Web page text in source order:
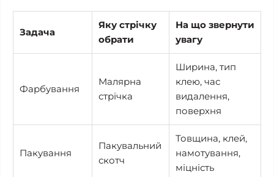
Задача
Яку стрічку
обрати
На що звернути
увагу
Фарбування
Малярна
стрічка
Ширина, тип
клею, час
видалення,
поверхня
Пакування
Пакувальний
скотч
Товщина, клей,
намотування,
міцність